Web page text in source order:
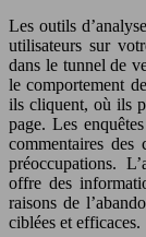
Les outils
utilisateurs sur
dans le tunnel de
le comportement
ils cliquent, où ils
page. Les
commentaires
préoccupations.
offre des
raisons de
ciblées et efficaces.